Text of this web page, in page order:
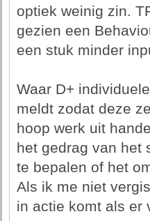
optiek weinig zin.
gezien een
een stuk minder
Waar D+
meldt zodat deze
hoop werk uit
het gedrag van het
te bepalen of het
Als ik me niet
in actie komt als er